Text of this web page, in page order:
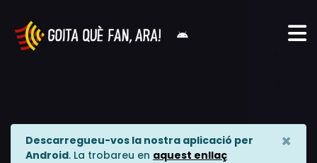
Descarregueu-vos la nostra aplicació per
Android. La trobareu en aquest enllaç
×